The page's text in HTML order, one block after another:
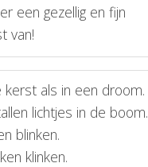
een gezellig en fijn
van!
kerst als in een droom.
lichtjes in de boom.
blinken.
klinken.